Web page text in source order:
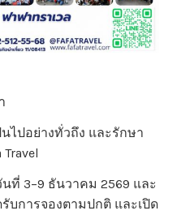
ไปอย่างทั่วถึง และรักษา
ที่ 3–9 ธันวาคม 2569 และ
บการจองตามปกติ และเปิด